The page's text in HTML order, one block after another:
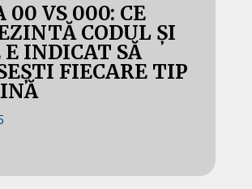
00 VS 000: CE
CODUL ȘI
E INDICAT SĂ
FIECARE TIP